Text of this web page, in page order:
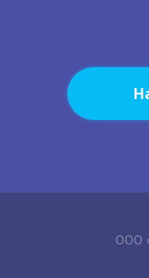
ООО